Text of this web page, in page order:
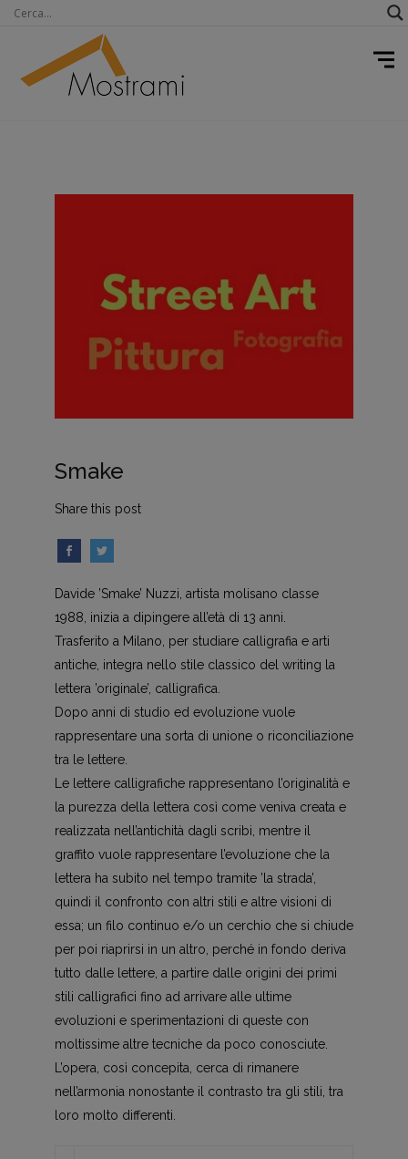
Smake
Share this post
Davide ’Smake’ Nuzzi, artista molisano classe
1988, inizia a dipingere all’età di 13 anni.
Trasferito a Milano, per studiare calligrafia e arti
antiche, integra nello stile classico del writing la
lettera ’originale’, calligrafica.
Dopo anni di studio ed evoluzione vuole
rappresentare una sorta di unione o riconciliazione
tra le lettere.
Le lettere calligrafiche rappresentano l’originalità e
la purezza della lettera così come veniva creata e
realizzata nell’antichità dagli scribi, mentre il
graffito vuole rappresentare l’evoluzione che la
lettera ha subito nel tempo tramite ’la strada’,
quindi il confronto con altri stili e altre visioni di
essa; un filo continuo e/o un cerchio che si chiude
per poi riaprirsi in un altro, perché in fondo deriva
tutto dalle lettere, a partire dalle origini dei primi
stili calligrafici fino ad arrivare alle ultime
evoluzioni e sperimentazioni di queste con
moltissime altre tecniche da poco conosciute.
L’opera, così concepita, cerca di rimanere
nell’armonia nonostante il contrasto tra gli stili, tra
loro molto differenti.